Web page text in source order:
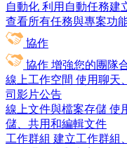
自動化 利用自動任務建
查看所有任務與專案功
協作
協作 增強您的團隊
線上工作空間 使用聊天
司影片公告
線上文件與檔案存儲 使
儲、共用和編輯文件
工作群組 建立工作群組